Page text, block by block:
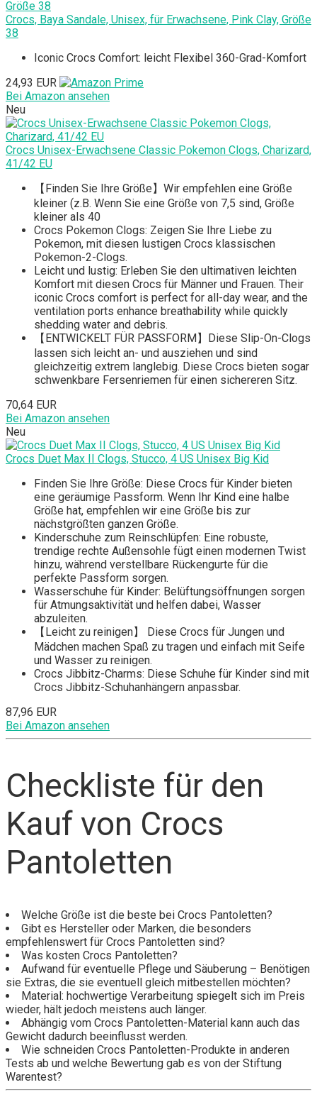
Crocs, Baya Sandale, Unisex, für Erwachsene, Pink Clay, Größe
38
Iconic Crocs Comfort: leicht Flexibel 360-Grad-Komfort
24,93 EUR
Bei Amazon ansehen
Neu
Crocs Unisex-Erwachsene Classic Pokemon Clogs, Charizard,
41/42 EU
【Finden Sie Ihre Größe】Wir empfehlen eine Größe
kleiner (z.B. Wenn Sie eine Größe von 7,5 sind, Größe
kleiner als 40
Crocs Pokemon Clogs: Zeigen Sie Ihre Liebe zu
Pokemon, mit diesen lustigen Crocs klassischen
Pokemon-2-Clogs.
Leicht und lustig: Erleben Sie den ultimativen leichten
Komfort mit diesen Crocs für Männer und Frauen. Their
iconic Crocs comfort is perfect for all-day wear, and the
ventilation ports enhance breathability while quickly
shedding water and debris.
【ENTWICKELT FÜR PASSFORM】Diese Slip-On-Clogs
lassen sich leicht an- und ausziehen und sind
gleichzeitig extrem langlebig. Diese Crocs bieten sogar
schwenkbare Fersenriemen für einen sichereren Sitz.
70,64 EUR
Bei Amazon ansehen
Neu
Crocs Duet Max II Clogs, Stucco, 4 US Unisex Big Kid
Finden Sie Ihre Größe: Diese Crocs für Kinder bieten
eine geräumige Passform. Wenn Ihr Kind eine halbe
Größe hat, empfehlen wir eine Größe bis zur
nächstgrößten ganzen Größe.
Kinderschuhe zum Reinschlüpfen: Eine robuste,
trendige rechte Außensohle fügt einen modernen Twist
hinzu, während verstellbare Rückengurte für die
perfekte Passform sorgen.
Wasserschuhe für Kinder: Belüftungsöffnungen sorgen
für Atmungsaktivität und helfen dabei, Wasser
abzuleiten.
【Leicht zu reinigen】 Diese Crocs für Jungen und
Mädchen machen Spaß zu tragen und einfach mit Seife
und Wasser zu reinigen.
Crocs Jibbitz-Charms: Diese Schuhe für Kinder sind mit
Crocs Jibbitz-Schuhanhängern anpassbar.
87,96 EUR
Bei Amazon ansehen
Checkliste für den
Kauf von Crocs
Pantoletten
Welche Größe ist die beste bei Crocs Pantoletten?
Gibt es Hersteller oder Marken, die besonders
empfehlenswert für Crocs Pantoletten sind?
Was kosten Crocs Pantoletten?
Aufwand für eventuelle Pflege und Säuberung – Benötigen
sie Extras, die sie eventuell gleich mitbestellen möchten?
Material: hochwertige Verarbeitung spiegelt sich im Preis
wieder, hält jedoch meistens auch länger.
Abhängig vom Crocs Pantoletten-Material kann auch das
Gewicht dadurch beeinflusst werden.
Wie schneiden Crocs Pantoletten-Produkte in anderen
Tests ab und welche Bewertung gab es von der Stiftung
Warentest?